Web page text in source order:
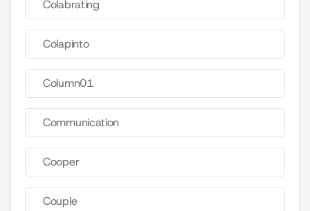
Colabrating
Colapinto
Column01
Communication
Cooper
Couple